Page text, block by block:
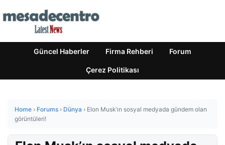
Güncel Haberler Firma Rehberi Forum
Çerez Politikası
Home › Forums › Dünya › Elon Musk’ın sosyal medyada gündem olan
görüntüleri!